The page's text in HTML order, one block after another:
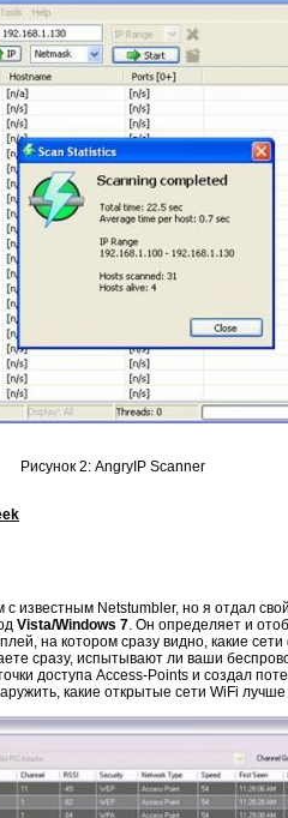
Рисунок 2: AngryIP Scanner
известным Netstumbler, но я отдал свой
Vista/Windows 7 . Он определяет и
на котором сразу видно, какие
сразу, испытывают ли ваши
доступа Access-Points и создал
какие открытые сети WiFi